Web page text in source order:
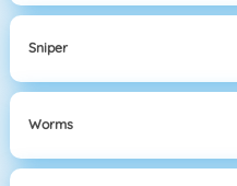
Sniper
Worms